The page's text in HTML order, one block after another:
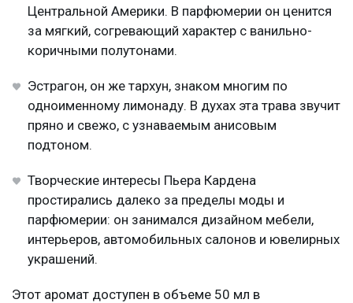
Центральной Америки. В парфюмерии он ценится
за мягкий, согревающий характер с ванильно-
коричными полутонами.
Эстрагон, он же тархун, знаком многим по
одноименному лимонаду. В духах эта трава звучит
пряно и свежо, с узнаваемым анисовым
подтоном.
Творческие интересы Пьера Кардена
простирались далеко за пределы моды и
парфюмерии: он занимался дизайном мебели,
интерьеров, автомобильных салонов и ювелирных
украшений.
Этот аромат доступен в объеме 50 мл в